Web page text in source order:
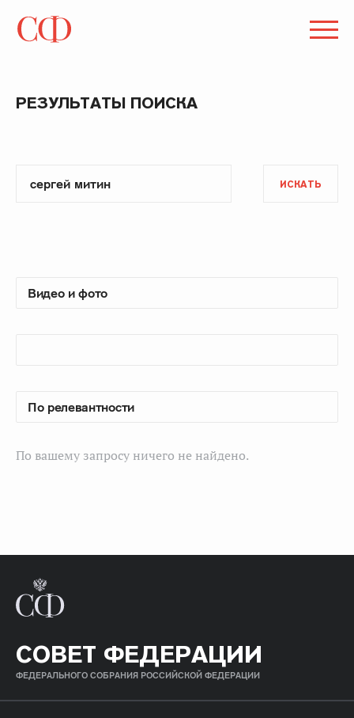
РЕЗУЛЬТАТЫ ПОИСКА
ИСКАТЬ
По вашему запросу ничего не найдено.
СОВЕТ ФЕДЕРАЦИИ
ФЕДЕРАЛЬНОГО СОБРАНИЯ РОССИЙСКОЙ ФЕДЕРАЦИИ